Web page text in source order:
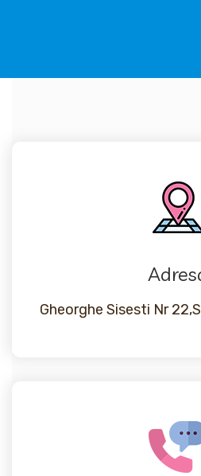
Gheorghe Sisesti Nr